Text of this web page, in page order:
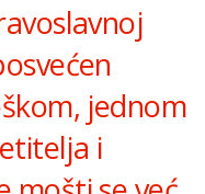
jednom
i